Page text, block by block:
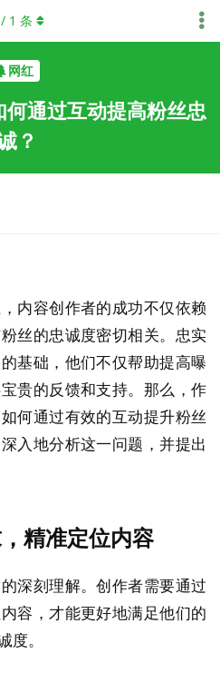
网红
通过互动提高粉丝忠
？
/ 1 条
内容创作者的成功不仅依赖
丝的忠诚度密切相关。忠实
基础，他们不仅帮助提高曝
贵的反馈和支持。那么，作
何通过有效的互动提升粉丝
入地分析这一问题，并提出
精准定位内容
深刻理解。创作者需要通过
容，才能更好地满足他们的
度。